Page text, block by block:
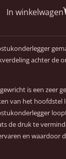
In winkelwagen
achter de
is een zeer
van het hoofdstel
de druk te
en waardoor